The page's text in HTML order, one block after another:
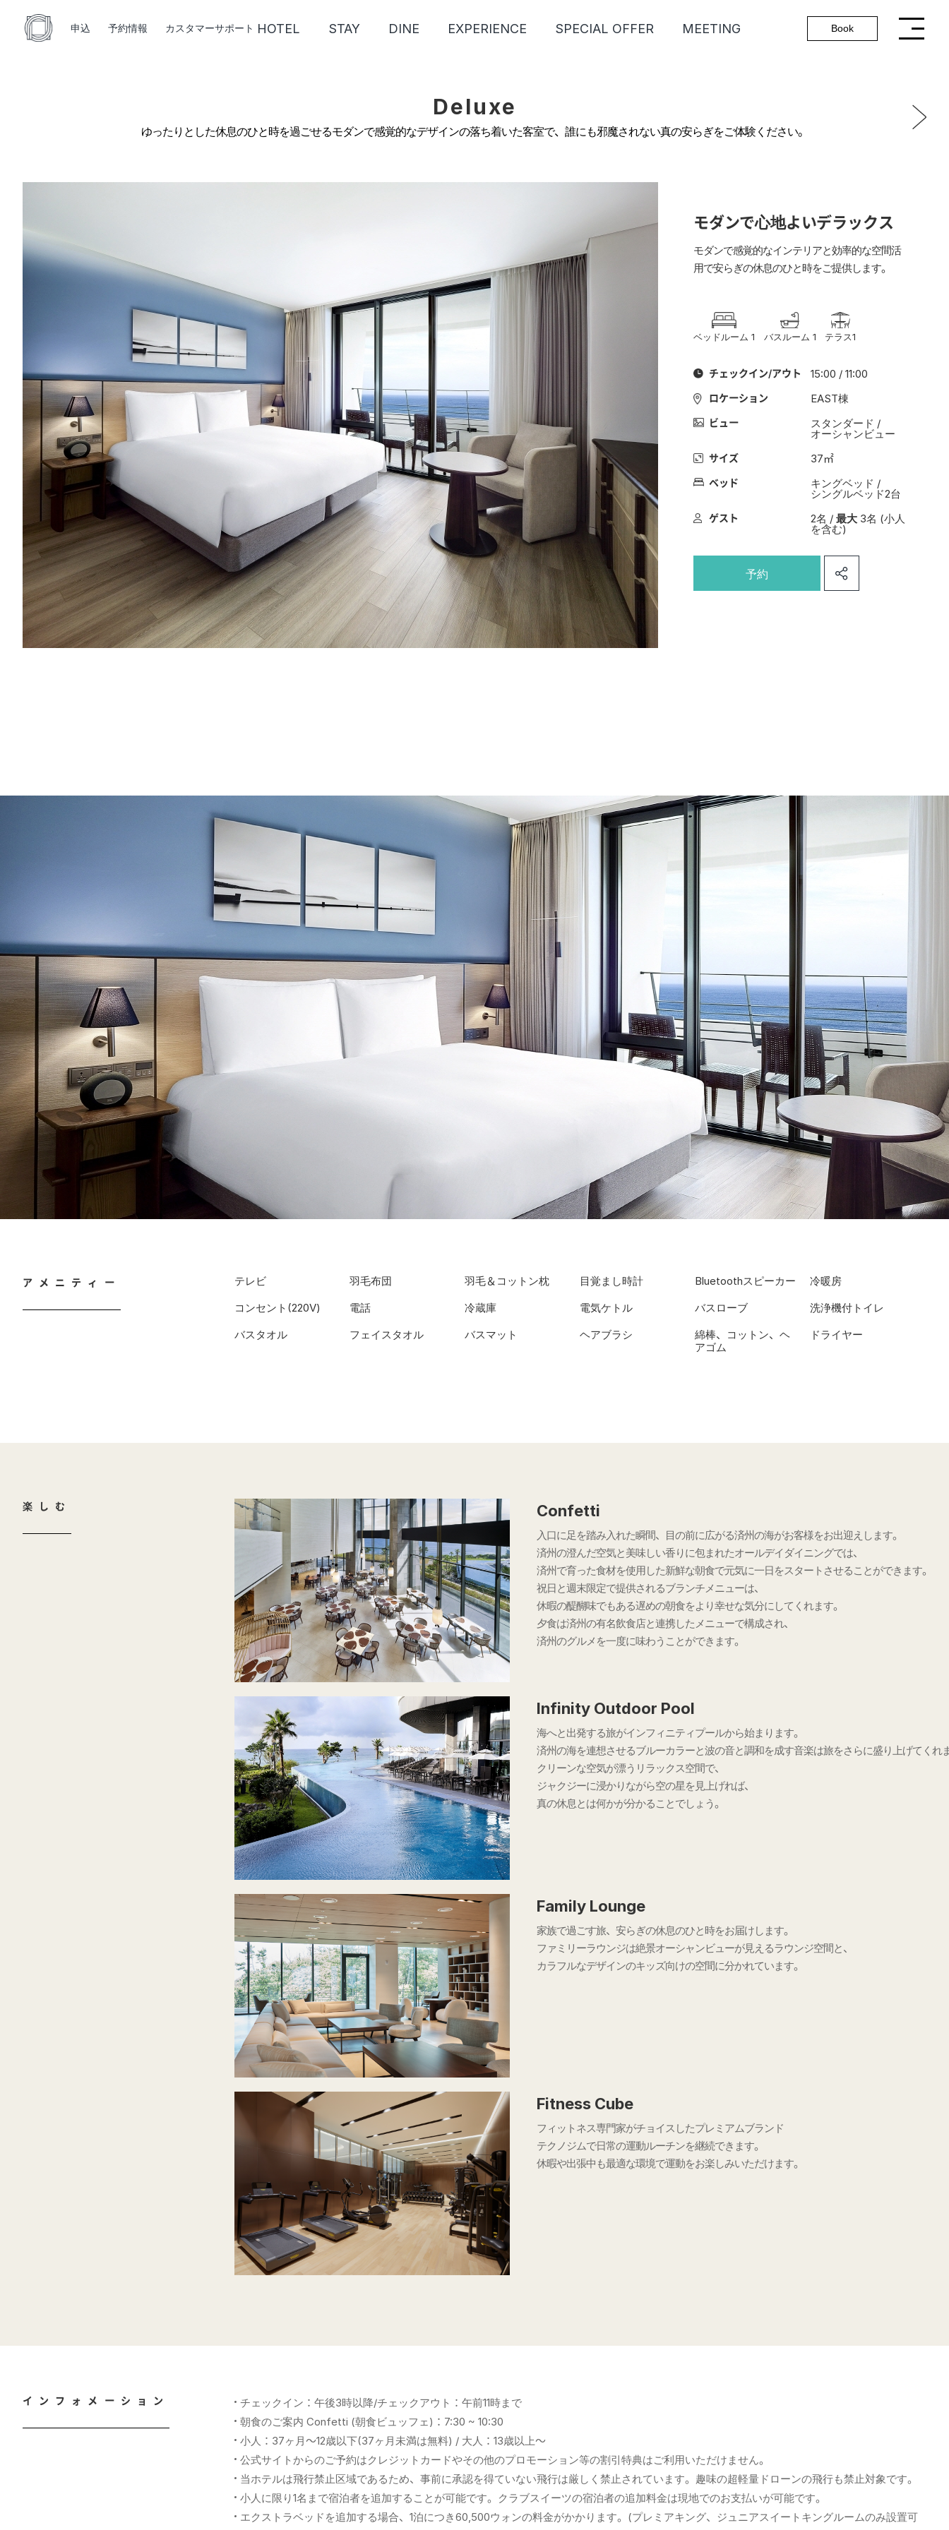
申込 予約情報 カスタマーサポート HOTEL STAY DINE EXPERIENCE SPECIAL OFFER MEETING Book
Deluxe
ゆったりとした休息のひと時を過ごせるモダンで感覚的なデザインの落ち着いた客室で、誰にも邪魔されない真の安らぎをご体験ください。
モダンで心地よいデラックス
モダンで感覚的なインテリアと効率的な空間活
用で安らぎの休息のひと時をご提供します。
ベッドルーム 1 バスルーム 1 テラス1
チェックイン/アウト 15:00 / 11:00
ロケーション EAST棟
ビュー スタンダード /
オーシャンビュー
サイズ 37㎡
ベッド キングベッド /
シングルベッド2台
ゲスト 2名 / 最大 3名 (小人
を含む)
予約
アメニティー テレビ 羽毛布団 羽毛＆コットン枕 目覚まし時計 Bluetoothスピーカー
冷暖房
コンセント(220V)
電話 冷蔵庫 電気ケトル バスローブ
洗浄機付トイレ
バスタオル
フェイスタオル バスマット ヘアブラシ
綿棒、コットン、ヘ
アゴム
ドライヤー
楽しむ Confetti
入口に足を踏み入れた瞬間、目の前に広がる済州の海がお客様をお出迎えします。
済州の澄んだ空気と美味しい香りに包まれたオールデイダイニングでは、
済州で育った食材を使用した新鮮な朝食で元気に一日をスタートさせることができます。
祝日と週末限定で提供されるブランチメニューは、
休暇の醍醐味でもある遅めの朝食をより幸せな気分にしてくれます。
夕食は済州の有名飲食店と連携したメニューで構成され、
済州のグルメを一度に味わうことができます。
Infinity Outdoor Pool
海へと出発する旅がインフィニティプールから始まります。
済州の海を連想させるブルーカラーと波の音と調和を成す音楽は旅をさらに盛り上げてくれ
クリーンな空気が漂うリラックス空間で、
ジャクジーに浸かりながら空の星を見上げれば、
真の休息とは何かが分かることでしょう。
Family Lounge
家族で過ごす旅、安らぎの休息のひと時をお届けします。
ファミリーラウンジは絶景オーシャンビューが見えるラウンジ空間と、
カラフルなデザインのキッズ向けの空間に分かれています。
Fitness Cube
フィットネス専門家がチョイスしたプレミアムブランド
テクノジムで日常の運動ルーチンを継続できます。
休暇や出張中も最適な環境で運動をお楽しみいただけます。
インフォメーション
チェックイン：午後3時以降/チェックアウト：午前11時まで
朝食のご案内 Confetti (朝食ビュッフェ)：7:30 ~ 10:30
小人：37ヶ月～12歳以下(37ヶ月未満は無料) / 大人：13歳以上～
公式サイトからのご予約はクレジットカードやその他のプロモーション等の割引特典はご利用いただけません。
当ホテルは飛行禁止区域であるため、事前に承認を得ていない飛行は厳しく禁止されています。趣味の超軽量ドローンの飛行も禁止対象です。
小人に限り1名まで宿泊者を追加することが可能です。クラブスイーツの宿泊者の追加料金は現地でのお支払いが可能です。
エクストラベッドを追加する場合、1泊につき60,500ウォンの料金がかかります。(プレミアキング、ジュニアスイートキングルームのみ設置可